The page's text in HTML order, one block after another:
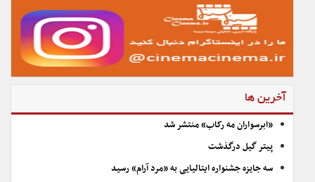
آخرین ها
«ابرسواران مه رکاب» منتشر شد
پیتر گیل درگذشت
سه جایزه جشنواره ایتالیایی به «مرد آرام» رسید